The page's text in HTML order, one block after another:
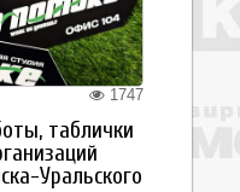
1747
таблички
Уральского